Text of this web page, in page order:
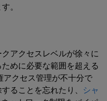
。
アクセスレベルが徐々に
めに必要な範囲を超える
アクセス管理が不十分で
ることを忘れたり、 シャ